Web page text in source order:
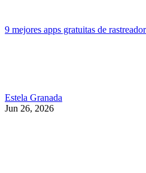
9 mejores apps gratuitas de
Estela Granada
Jun 26, 2026